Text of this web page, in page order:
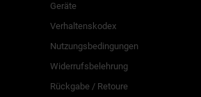
Geräte
Verhaltenskodex
Nutzungsbedingungen
Widerrufsbelehrung
Rückgabe / Retoure